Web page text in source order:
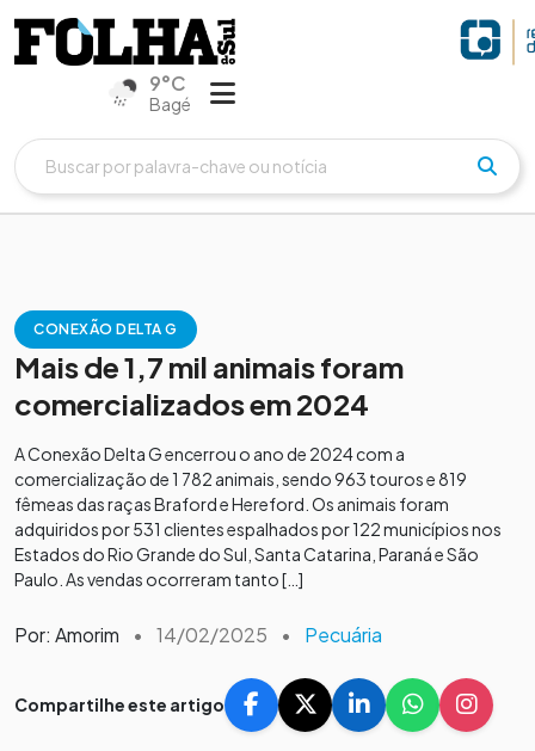
9°C
Bagé
CONEXÃO DELTA G
Mais de 1,7 mil animais foram
comercializados em 2024
A Conexão Delta G encerrou o ano de 2024 com a
comercialização de 1 782 animais, sendo 963 touros e 819
fêmeas das raças Braford e Hereford. Os animais foram
adquiridos por 531 clientes espalhados por 122 municípios nos
Estados do Rio Grande do Sul, Santa Catarina, Paraná e São
Paulo. As vendas ocorreram tanto […]
Por: Amorim • 14/02/2025 • Pecuária
Compartilhe este artigo